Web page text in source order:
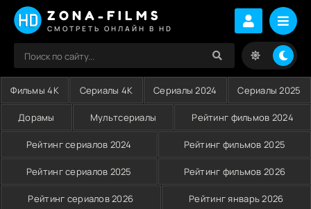
ZONA-FILMS
СМОТРЕТЬ ОНЛАЙН В HD
Фильмы 4K Сериалы 4K Сериалы 2024 Сериалы 2025
Дорамы Мультсериалы Рейтинг фильмов 2024
Рейтинг сериалов 2024 Рейтинг фильмов 2025
Рейтинг сериалов 2025 Рейтинг фильмов 2026
Рейтинг сериалов 2026 Рейтинг январь 2026